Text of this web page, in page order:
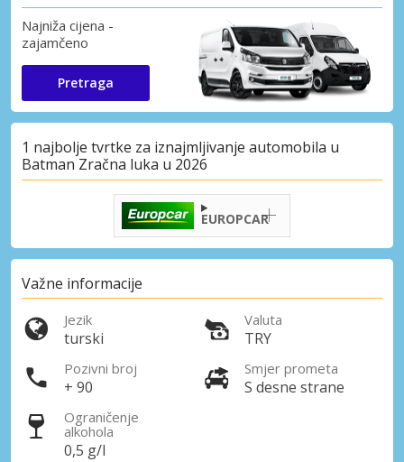
Najniža cijena -
zajamčeno
Pretraga
1 najbolje tvrtke za iznajmljivanje automobila u
Batman Zračna luka u 2026
EUROPCAR
Važne informacije
Jezik
turski
Valuta
TRY
Pozivni broj
+ 90
Smjer prometa
S desne strane
Ograničenje
alkohola
0,5 g/l